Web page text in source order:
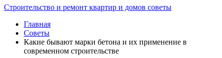
Строительство и ремонт квартир и домов советы
Главная
Советы
Какие бывают марки бетона и их применение в
современном строительстве